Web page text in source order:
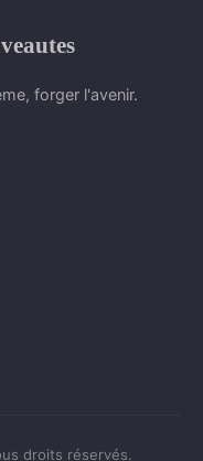
forger l'avenir.
droits réservés.